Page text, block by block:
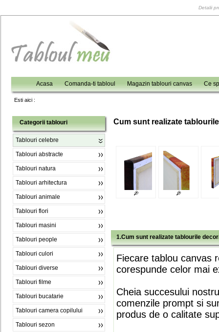
Detalii
Acasa Comanda-ti tabloul Magazin tablouri canvas Ce
Esti aici :
Categorii tablouri
Tablouri celebre
Tablouri abstracte
Tablouri natura
Tablouri arhitectura
Tablouri animale
Tablouri flori
Tablouri masini
Tablouri people
Tablouri culori
Tablouri diverse
Tablouri filme
Tablouri bucatarie
Tablouri camera copilului
Tablouri sezon
Cum sunt realizate
1.Cum sunt realizate tablourile
Fiecare tablou canvas
corespunde celor mai
Cheia succesului
comenzile prompt si
produs de o calitate